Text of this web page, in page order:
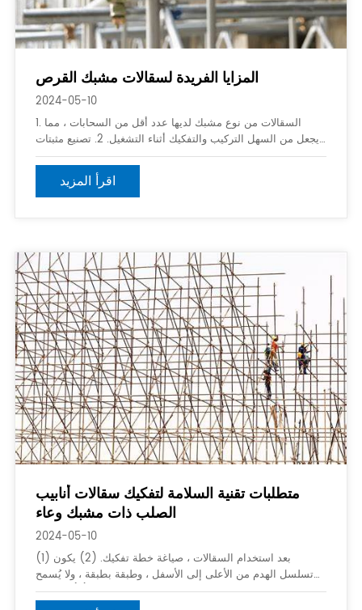
المزايا الفريدة لسقالات مشبك القرص
2024-05-10
1. السقالات من نوع مشبك لديها عدد أقل من السحابات ، مما
يجعل من السهل التركيب والتفكيك أثناء التشغيل. 2. تصنيع مثبتات
التوصيل المصممة للفولاذ عالي القوة له هيكل بسيط للغاية وقوة
مستقرة للغاية وأداء آمن وموثوق. 3. الرئيسية
اقرأ المزيد
متطلبات تقنية السلامة لتفكيك سقالات أنابيب
الصلب ذات مشبك وعاء
2024-05-10
(1) بعد استخدام السقالات ، صياغة خطة تفكيك. (2) يكون
تسلسل الهدم من الأعلى إلى الأسفل ، وطبقة بطبقة ، ولا يُسمح
بهدم الطوابق العلوية والسفلية في نفس الوقت. (3) لا يمكن